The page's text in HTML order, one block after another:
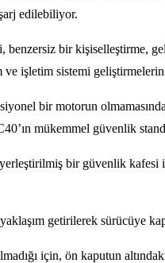
edilebiliyor.
benzersiz bir kişiselleştirme,
ve işletim sistemi
bir motorun
mükemmel güvenlik
yerleştirilmiş bir güvenlik
getirilerek sürücüye
için, ön kaputun